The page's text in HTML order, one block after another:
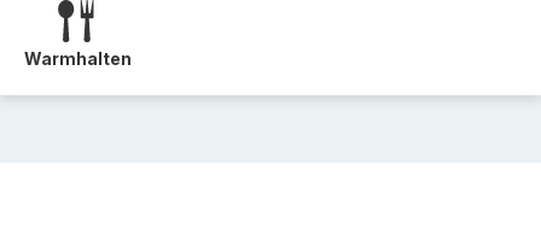
Warmhalten